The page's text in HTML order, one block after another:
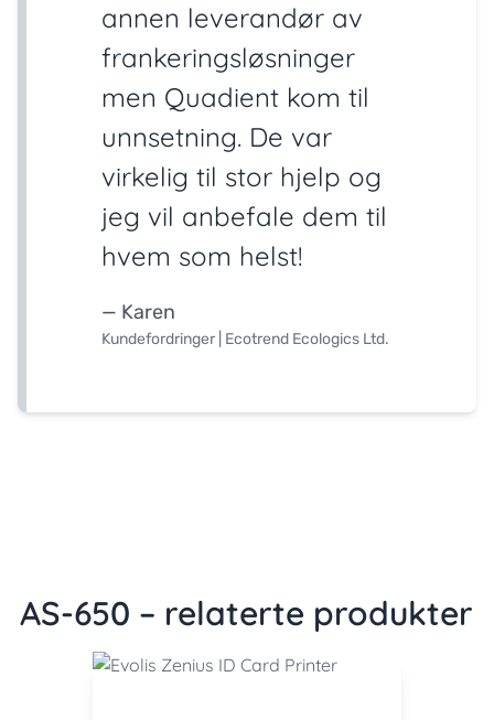
annen leverandør av
frankeringsløsninger
men Quadient kom til
unnsetning. De var
virkelig til stor hjelp og
jeg vil anbefale dem til
hvem som helst!
— Karen
Kundefordringer | Ecotrend Ecologics Ltd.
AS-650 – relaterte produkter